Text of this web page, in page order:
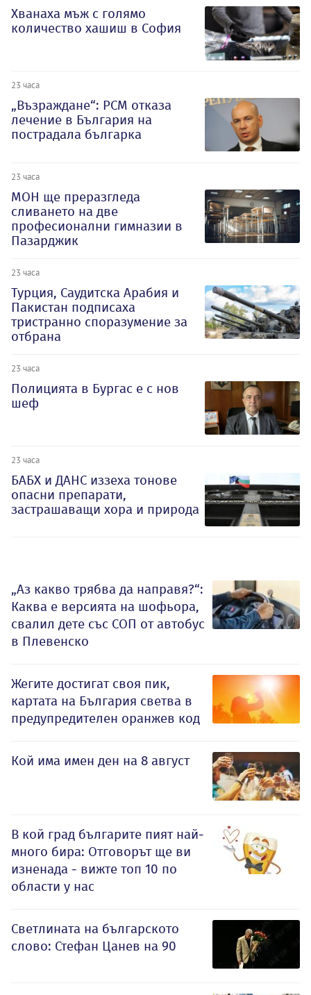
Хванаха мъж с голямо
количество хашиш в София
23 часа
„Възраждане“: РСМ отказа
лечение в България на
пострадала българка
23 часа
МОН ще преразгледа
сливането на две
професионални гимназии в
Пазарджик
23 часа
Турция, Саудитска Арабия и
Пакистан подписаха
тристранно споразумение за
отбрана
23 часа
Полицията в Бургас е с нов
шеф
23 часа
БАБХ и ДАНС иззеха тонове
опасни препарати,
застрашаващи хора и природа
„Аз какво трябва да направя?“:
Каква е версията на шофьора,
свалил дете със СОП от автобус
в Плевенско
Жегите достигат своя пик,
картата на България светва в
предупредителен оранжев код
Кой има имен ден на 8 август
В кой град българите пият най-
много бира: Отговорът ще ви
изненада - вижте топ 10 по
области у нас
Светлината на българското
слово: Стефан Цанев на 90